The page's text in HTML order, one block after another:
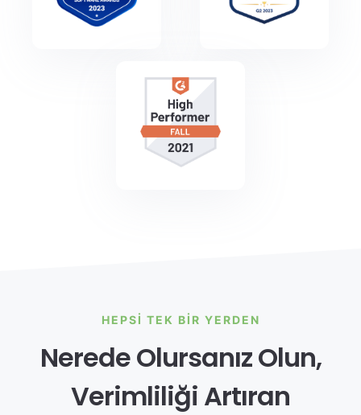
HEPSI TEK BIR YERDEN
Nerede Olursanız Olun,
Verimliliği Artıran